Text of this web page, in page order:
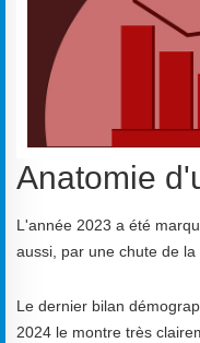
Anatomie
L'année 2023 a été
aussi, par une chute de la
Le dernier bilan
2024 le montre très